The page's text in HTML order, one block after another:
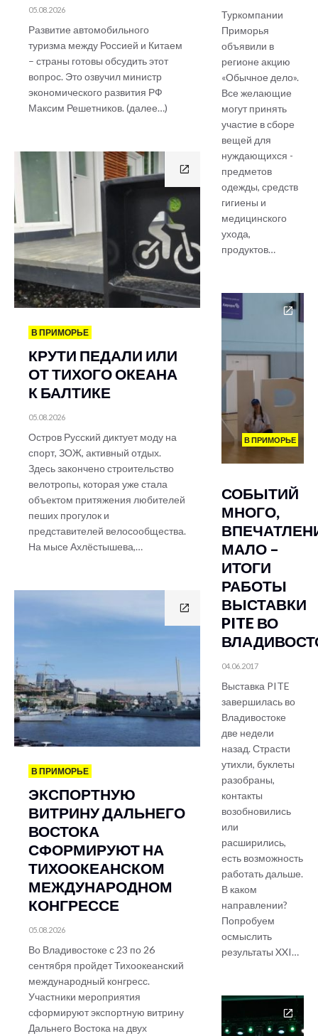
05.08.2026
Развитие автомобильного
туризма между Россией и Китаем
– страны готовы обсудить этот
вопрос. Это озвучил министр
экономического развития РФ
Максим Решетников. (далее…)
В ПРИМОРЬЕ
КРУТИ ПЕДАЛИ ИЛИ
ОТ ТИХОГО ОКЕАНА
К БАЛТИКЕ
05.08.2026
Остров Русский диктует моду на
спорт, ЗОЖ, активный отдых.
Здесь закончено строительство
велотропы, которая уже стала
объектом притяжения любителей
пеших прогулок и
представителей велосообщества.
На мысе Ахлёстышева,…
В ПРИМОРЬЕ
ЭКСПОРТНУЮ
ВИТРИНУ ДАЛЬНЕГО
ВОСТОКА
СФОРМИРУЮТ НА
ТИХООКЕАНСКОМ
МЕЖДУНАРОДНОМ
КОНГРЕССЕ
05.08.2026
Во Владивостоке с 23 по 26
сентября пройдет Тихоокеанский
международный конгресс.
Участники мероприятия
сформируют экспортную витрину
Дальнего Востока на двух
Туркомпании
Приморья
объявили в
регионе акцию
«Обычное дело».
Все желающие
могут принять
участие в сборе
вещей для
нуждающихся -
предметов
одежды, средств
гигиены и
медицинского
ухода,
продуктов…
В ПРИМОРЬЕ
СОБЫТИЙ
МНОГО,
МАЛО –
ИТОГИ
РАБОТЫ
ВЫСТАВКИ
PITE ВО
04.06.2017
Выставка PITE
завершилась во
Владивостоке
две недели
назад. Страсти
утихли, буклеты
разобраны,
контакты
возобновились
или
расширились,
есть возможность
работать дальше.
В каком
направлении?
Попробуем
осмыслить
результаты XXI…